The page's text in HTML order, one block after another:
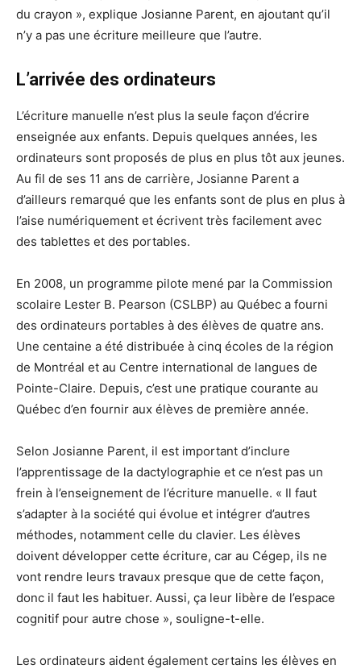
du crayon », explique Josianne Parent, en ajoutant qu’il
n’y a pas une écriture meilleure que l’autre.
L’arrivée des ordinateurs
L’écriture manuelle n’est plus la seule façon d’écrire
enseignée aux enfants. Depuis quelques années, les
ordinateurs sont proposés de plus en plus tôt aux jeunes.
Au fil de ses 11 ans de carrière, Josianne Parent a
d’ailleurs remarqué que les enfants sont de plus en plus à
l’aise numériquement et écrivent très facilement avec
des tablettes et des portables.
En 2008, un programme pilote mené par la Commission
scolaire Lester B. Pearson (CSLBP) au Québec a fourni
des ordinateurs portables à des élèves de quatre ans.
Une centaine a été distribuée à cinq écoles de la région
de Montréal et au Centre international de langues de
Pointe-Claire. Depuis, c’est une pratique courante au
Québec d’en fournir aux élèves de première année.
Selon Josianne Parent, il est important d’inclure
l’apprentissage de la dactylographie et ce n’est pas un
frein à l’enseignement de l’écriture manuelle. « Il faut
s’adapter à la société qui évolue et intégrer d’autres
méthodes, notamment celle du clavier. Les élèves
doivent développer cette écriture, car au Cégep, ils ne
vont rendre leurs travaux presque que de cette façon,
donc il faut les habituer. Aussi, ça leur libère de l’espace
cognitif pour autre chose », souligne-t-elle.
Les ordinateurs aident également certains les élèves en